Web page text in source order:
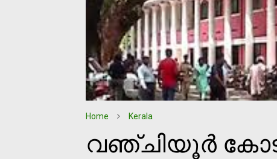
Home Kerala
വഞ്ചിയൂര്‍